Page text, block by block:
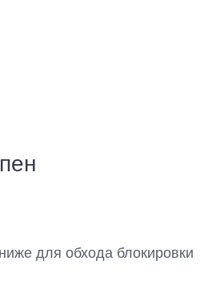
для обхода блокировки